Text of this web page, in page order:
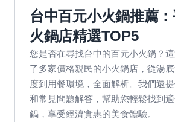
台中百元小火鍋推薦
火鍋店精選TOP5
您是否在尋找台中的百元小火鍋？
了多家價格親民的小火鍋店，從湯
度到用餐環境，全面解析。我們還
和常見問題解答，幫助您輕鬆找到
鍋，享受經濟實惠的美食體驗。